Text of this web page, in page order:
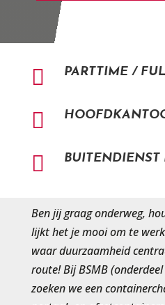
 PARTTIME /

 BUITENDIENST
Ben jij graag onderweg,
lijkt het je mooi om te
waar duurzaamheid
route! Bij BSMB
zoeken we een